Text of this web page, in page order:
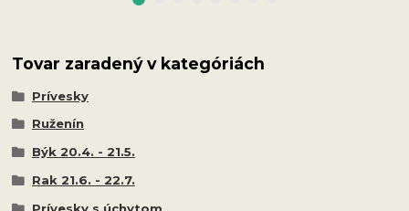
Tovar zaradený v kategóriách
Prívesky
Ruženín
Býk 20.4. - 21.5.
Rak 21.6. - 22.7.
Prívesky s úchytom